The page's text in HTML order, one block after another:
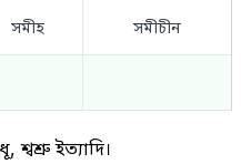
সমীহ সমীচীন
শ্বশ্রু ইত্যাদি।